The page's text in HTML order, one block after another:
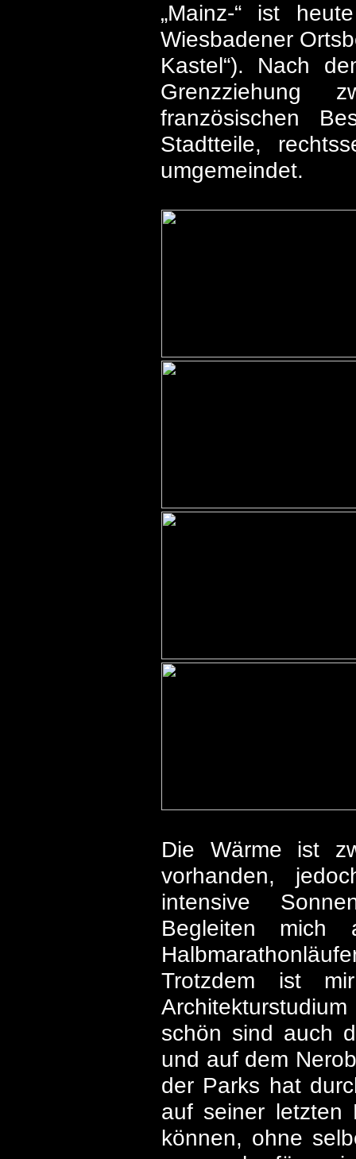
„Mainz-“ ist
Wiesbadener
Kastel“). Nach
Grenzziehung
französischen
Stadtteile,
umgemeindet.
Die Wärme ist
vorhanden,
intensive
Begleiten mich
Trotzdem ist
schön sind auch
und auf dem
der Parks hat
auf seiner letzten
können, ohne